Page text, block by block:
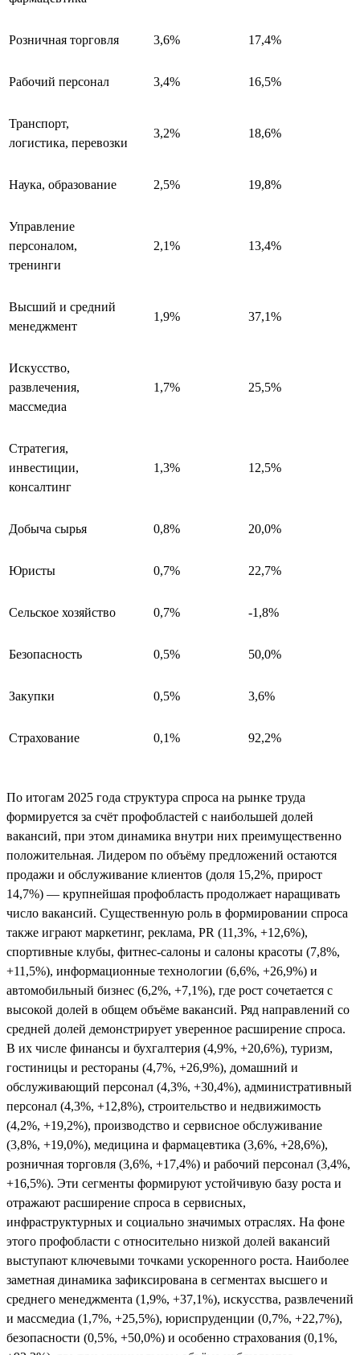
Розничная торговля 3,6% 17,4%
Рабочий персонал 3,4% 16,5%
Транспорт,
логистика, перевозки
3,2% 18,6%
Наука, образование 2,5% 19,8%
Управление
персоналом,
тренинги
2,1% 13,4%
Высший и средний
менеджмент
1,9% 37,1%
Искусство,
развлечения,
массмедиа
1,7% 25,5%
Стратегия,
инвестиции,
консалтинг
1,3% 12,5%
Добыча сырья 0,8% 20,0%
Юристы 0,7% 22,7%
Сельское хозяйство 0,7% -1,8%
Безопасность 0,5% 50,0%
Закупки 0,5% 3,6%
Страхование 0,1% 92,2%
По итогам 2025 года структура спроса на рынке труда
формируется за счёт профобластей с наибольшей долей
вакансий, при этом динамика внутри них преимущественно
положительная. Лидером по объёму предложений остаются
продажи и обслуживание клиентов (доля 15,2%, прирост
14,7%) — крупнейшая профобласть продолжает наращивать
число вакансий. Существенную роль в формировании спроса
также играют маркетинг, реклама, PR (11,3%, +12,6%),
спортивные клубы, фитнес-салоны и салоны красоты (7,8%,
+11,5%), информационные технологии (6,6%, +26,9%) и
автомобильный бизнес (6,2%, +7,1%), где рост сочетается с
высокой долей в общем объёме вакансий. Ряд направлений со
средней долей демонстрирует уверенное расширение спроса.
В их числе финансы и бухгалтерия (4,9%, +20,6%), туризм,
гостиницы и рестораны (4,7%, +26,9%), домашний и
обслуживающий персонал (4,3%, +30,4%), административный
персонал (4,3%, +12,8%), строительство и недвижимость
(4,2%, +19,2%), производство и сервисное обслуживание
(3,8%, +19,0%), медицина и фармацевтика (3,6%, +28,6%),
розничная торговля (3,6%, +17,4%) и рабочий персонал (3,4%,
+16,5%). Эти сегменты формируют устойчивую базу роста и
отражают расширение спроса в сервисных,
инфраструктурных и социально значимых отраслях. На фоне
этого профобласти с относительно низкой долей вакансий
выступают ключевыми точками ускоренного роста. Наиболее
заметная динамика зафиксирована в сегментах высшего и
среднего менеджмента (1,9%, +37,1%), искусства, развлечений
и массмедиа (1,7%, +25,5%), юриспруденции (0,7%, +22,7%),
безопасности (0,5%, +50,0%) и особенно страхования (0,1%,